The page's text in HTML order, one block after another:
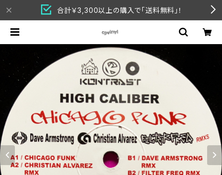
合計￥3,300以上の購入で「送料無料」！